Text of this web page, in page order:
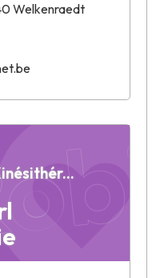
Welkenraedt
Tätigkeitsbereich : Kinésithérapie